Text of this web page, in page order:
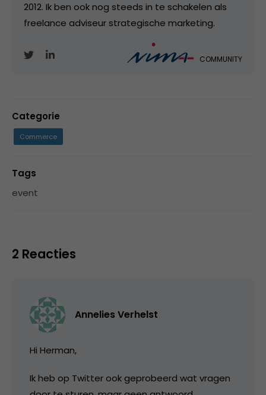
2012. Ik ben ook nog steeds in te schakelen als
freelance adviseur strategische marketing.
COMMUNITY
Categorie
Commerce
Tags
event
2 Reacties
Annelies Verhelst
Hi Herman,
Ik heb op Twitter ook geprobeerd wat vragen